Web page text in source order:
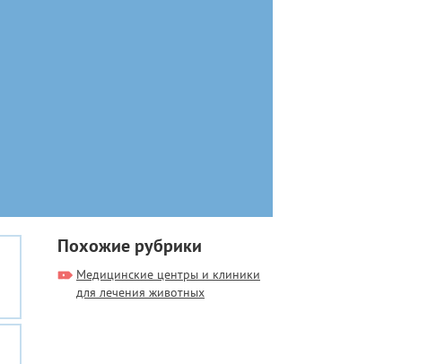
Похожие рубрики
Медицинские центры и клиники
для лечения животных